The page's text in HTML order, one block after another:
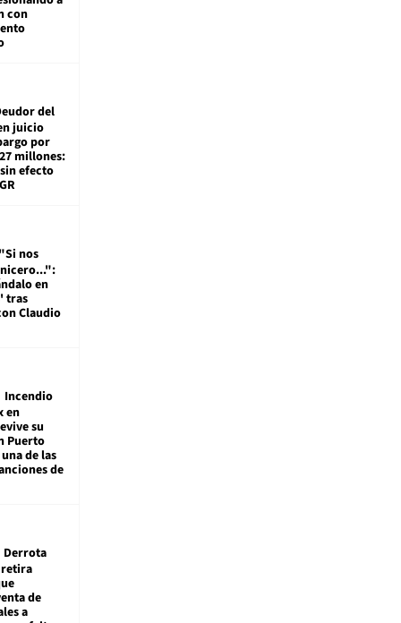
con
del
juicio
por
millones:
efecto
"Si nos
en
tras
Claudio
Incendio
en
su
Puerto
de las
de
Derrota
de
a